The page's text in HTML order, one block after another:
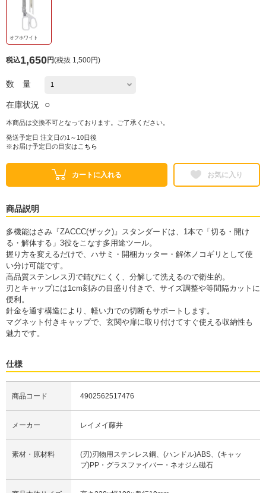
オフホワイト
税込1,650円(税抜 1,500円)
数 量
在庫状況 ○
本商品は交換不可となっております。ご了承ください。
発送予定日 注文日の1～10日後
※お届け予定日の目安は こちら
カートに入れる お気に入り
商品説明
多機能はさみ『ZACCC(ザック)』スタンダードは、1本で「切る・開け
る・解体する」3役をこなす多用途ツール。
握り方を変えるだけで、ハサミ・開梱カッター・解体ノコギリとして使
い分け可能です。
高品質ステンレス刃で錆びにくく、分解して洗えるので衛生的。
刃とキャップには1cm刻みの目盛り付きで、サイズ調整や等間隔カットに
便利。
針金を通す構造により、軽い力での切断もサポートします。
マグネット付きキャップで、玄関や扉に取り付けてすぐ使える収納性も
魅力です。
仕様
商品コード 4902562517476
メーカー レイメイ藤井
素材・原材料
(刃)刃物用ステンレス鋼、(ハンドル)ABS、(キャッ
プ)PP・グラスファイバー・ネオジム磁石